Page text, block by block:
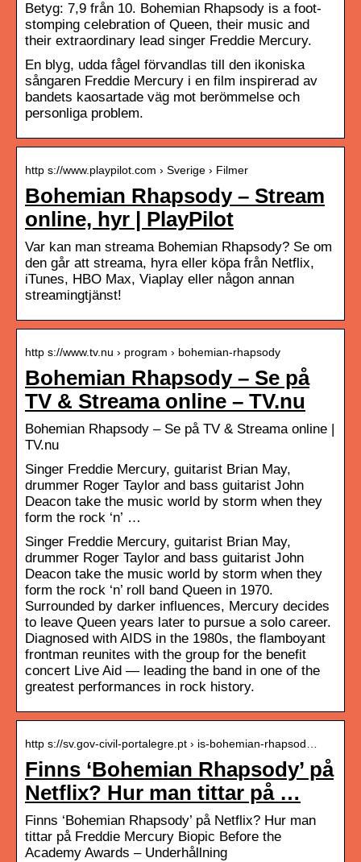
Betyg: 7,9 från 10. Bohemian Rhapsody is a foot-
stomping celebration of Queen, their music and
their extraordinary lead singer Freddie Mercury.
En blyg, udda fågel förvandlas till den ikoniska
sångaren Freddie Mercury i en film inspirerad av
bandets kaosartade väg mot berömmelse och
personliga problem.
http s://www.playpilot.com › Sverige › Filmer
Bohemian Rhapsody – Stream
online, hyr | PlayPilot
Var kan man streama Bohemian Rhapsody? Se om
den går att streama, hyra eller köpa från Netflix,
iTunes, HBO Max, Viaplay eller någon annan
streamingtjänst!
http s://www.tv.nu › program › bohemian-rhapsody
Bohemian Rhapsody – Se på
TV & Streama online – TV.nu
Bohemian Rhapsody – Se på TV & Streama online |
TV.nu
Singer Freddie Mercury, guitarist Brian May,
drummer Roger Taylor and bass guitarist John
Deacon take the music world by storm when they
form the rock ‘n’ …
Singer Freddie Mercury, guitarist Brian May,
drummer Roger Taylor and bass guitarist John
Deacon take the music world by storm when they
form the rock ‘n’ roll band Queen in 1970.
Surrounded by darker influences, Mercury decides
to leave Queen years later to pursue a solo career.
Diagnosed with AIDS in the 1980s, the flamboyant
frontman reunites with the group for the benefit
concert Live Aid — leading the band in one of the
greatest performances in rock history.
http s://sv.gov-civil-portalegre.pt › is-bohemian-rhapsod…
Finns ‘Bohemian Rhapsody’ på
Netflix? Hur man tittar på …
Finns ‘Bohemian Rhapsody’ på Netflix? Hur man
tittar på Freddie Mercury Biopic Before the
Academy Awards – Underhållning